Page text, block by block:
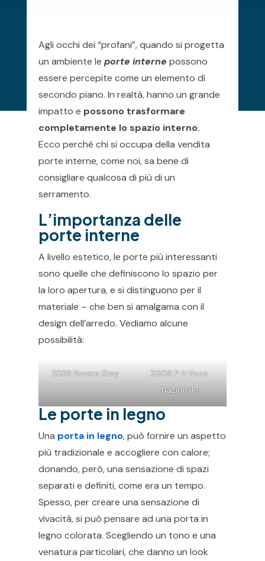
Agli occhi dei “profani”, quando si progetta
un ambiente le porte interne possono
essere percepite come un elemento di
secondo piano. In realtà, hanno un grande
impatto e possono trasformare
completamente lo spazio interno.
Ecco perché chi si occupa della vendita
porte interne, come noi, sa bene di
consigliare qualcosa di più di un
serramento.
L’importanza delle
porte interne
A livello estetico, le porte più interessanti
sono quelle che definiscono lo spazio per
la loro apertura, e si distinguono per il
materiale – che ben si amalgama con il
design dell’arredo. Vediamo alcune
possibilità:
2036 Rovere Gray
2009 P-V Noce
Nazionale
Le porte in legno
Una porta in legno, può fornire un aspetto
più tradizionale e accogliere con calore;
donando, però, una sensazione di spazi
separati e definiti, come era un tempo.
Spesso, per creare una sensazione di
vivacità, si può pensare ad una porta in
legno colorata. Scegliendo un tono e una
venatura particolari, che danno un look